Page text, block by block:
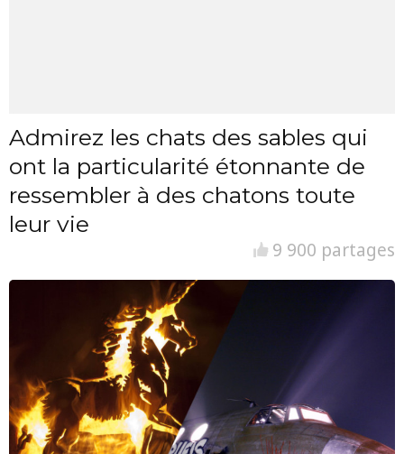
Admirez les chats des sables qui
ont la particularité étonnante de
ressembler à des chatons toute
leur vie
9 900 partages